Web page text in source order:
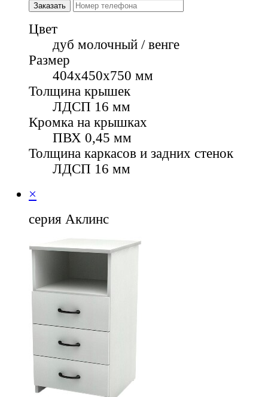
Заказать
Цвет
дуб молочный / венге
Размер
404х450х750 мм
Толщина крышек
ЛДСП 16 мм
Кромка на крышках
ПВХ 0,45 мм
Толщина каркасов и задних стенок
ЛДСП 16 мм
×
серия Аклинс